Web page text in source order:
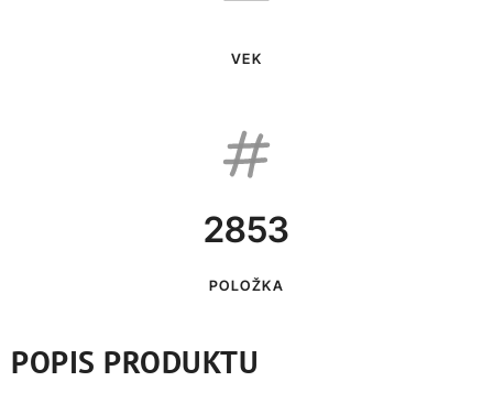
VEK
2853
POLOŽKA
POPIS PRODUKTU